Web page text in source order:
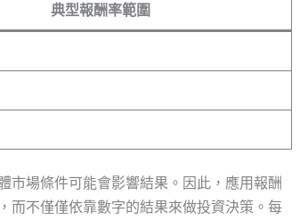
典型報酬率範圍
市場條件可能會影響結果。因此，應用報酬
而不僅僅依靠數字的結果來做投資決策。每